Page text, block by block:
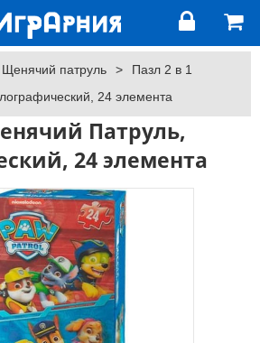
Щенячий патруль >
Пазл 2 в 1
24 элемента
Патруль,
24 элемента